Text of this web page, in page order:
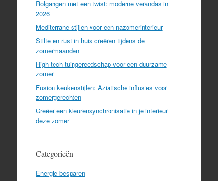
Rolgangen met een twist: moderne verandas in
2026
Mediterrane stijlen voor een nazomerinterieur
Stilte en rust in huis creëren tijdens de
zomermaanden
High-tech tuingereedschap voor een duurzame
zomer
Fusion keukenstijlen: Aziatische influsies voor
zomergerechten
Creëer een kleurensynchronisatie in je interieur
deze zomer
Categorieën
Energie besparen